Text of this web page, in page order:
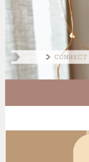
Spring
inhoud
AT
CONNECT GROW